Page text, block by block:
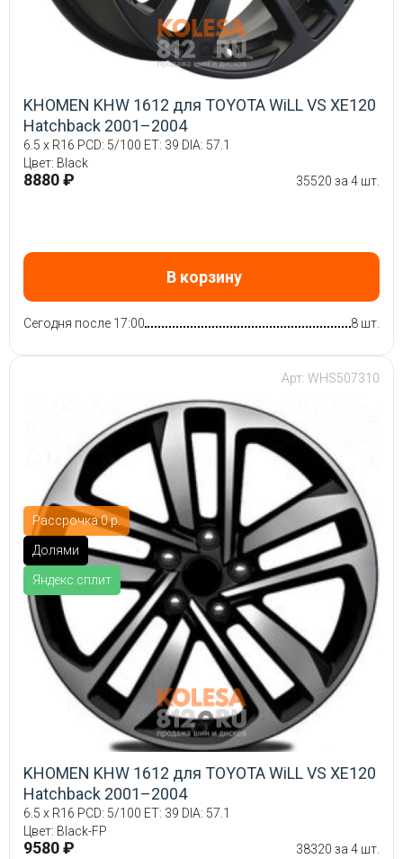
KHOMEN KHW 1612 для TOYOTA WiLL VS XE120
Hatchback 2001–2004
6.5 x R16 PCD: 5/100 ET: 39 DIA: 57.1
Цвет: Black
8880 ₽ 35520 за 4 шт.
В корзину
Сегодня после 17:00 8 шт.
Рассрочка 0 р.
Долями
Яндекс.сплит
Арт: WHS507310
KHOMEN KHW 1612 для TOYOTA WiLL VS XE120
Hatchback 2001–2004
6.5 x R16 PCD: 5/100 ET: 39 DIA: 57.1
Цвет: Black-FP
9580 ₽ 38320 за 4 шт.